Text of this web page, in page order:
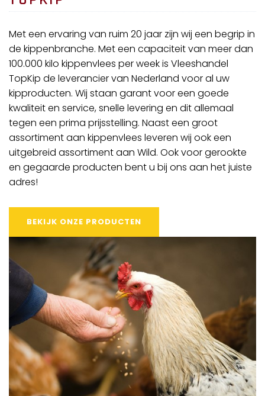
Met een ervaring van ruim 20 jaar zijn wij een begrip in
de kippenbranche. Met een capaciteit van meer dan
100.000 kilo kippenvlees per week is Vleeshandel
TopKip de leverancier van Nederland voor al uw
kipproducten. Wij staan garant voor een goede
kwaliteit en service, snelle levering en dit allemaal
tegen een prima prijsstelling. Naast een groot
assortiment aan kippenvlees leveren wij ook een
uitgebreid assortiment aan Wild. Ook voor gerookte
en gegaarde producten bent u bij ons aan het juiste
adres!
BEKIJK ONZE PRODUCTEN